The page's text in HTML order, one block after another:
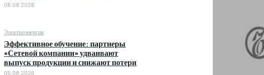
06.08.2026
Электроэнергия
Эффективное обучение: партнеры
«Сетевой компании» удваивают
выпуск продукции и снижают потери
05.08.2026